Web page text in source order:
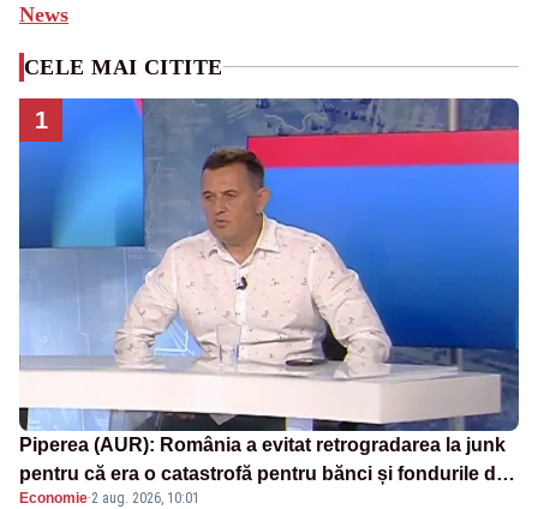
News
CELE MAI CITITE
1
Piperea (AUR): România a evitat retrogradarea la junk
pentru că era o catastrofă pentru bănci și fondurile de
pensii
Economie·2 aug. 2026, 10:01